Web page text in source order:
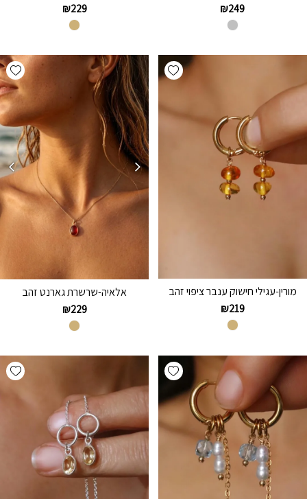
₪249
₪229
Add wishlist
מורין-עגילי חישוק ענבר ציפוי זהב
₪219
אלאיה-שרשרת גארנט זהב
₪229
Add wishlist